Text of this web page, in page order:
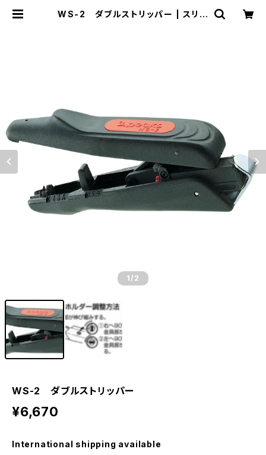
WS-2 ダブルストリッパー | スリー
1 /2
WS-2 ダブルストリッパー
¥6,670
International shipping available